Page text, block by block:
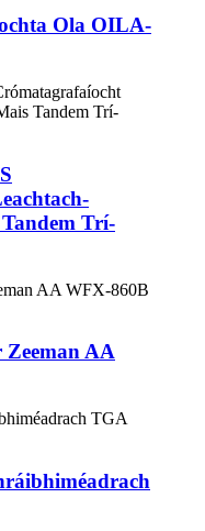
Ola OILA-
Trí-
Zeeman AA